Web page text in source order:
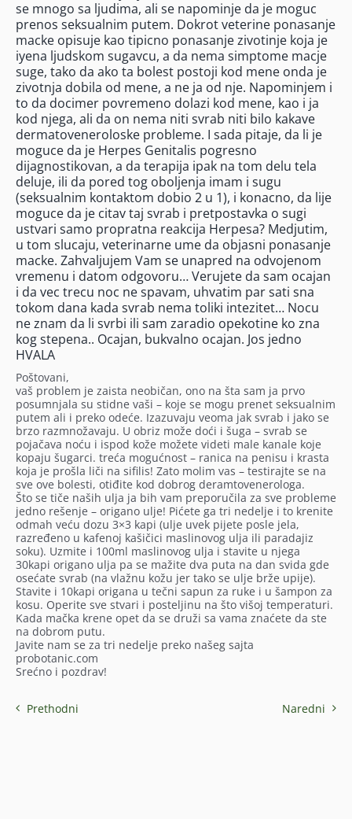
se mnogo sa ljudima, ali se napominje da je moguc
prenos seksualnim putem. Dokrot veterine ponasanje
macke opisuje kao tipicno ponasanje zivotinje koja je
iyena ljudskom sugavcu, a da nema simptome macje
suge, tako da ako ta bolest postoji kod mene onda je
zivotnja dobila od mene, a ne ja od nje. Napominjem i
to da docimer povremeno dolazi kod mene, kao i ja
kod njega, ali da on nema niti svrab niti bilo kakave
dermatoveneroloske probleme. I sada pitaje, da li je
moguce da je Herpes Genitalis pogresno
dijagnostikovan, a da terapija ipak na tom delu tela
deluje, ili da pored tog oboljenja imam i sugu
(seksualnim kontaktom dobio 2 u 1), i konacno, da lije
moguce da je citav taj svrab i pretpostavka o sugi
ustvari samo propratna reakcija Herpesa? Medjutim,
u tom slucaju, veterinarne ume da objasni ponasanje
macke. Zahvaljujem Vam se unapred na odvojenom
vremenu i datom odgovoru… Verujete da sam ocajan
i da vec trecu noc ne spavam, uhvatim par sati sna
tokom dana kada svrab nema toliki intezitet… Nocu
ne znam da li svrbi ili sam zaradio opekotine ko zna
kog stepena.. Ocajan, bukvalno ocajan. Jos jedno
HVALA
Poštovani,
vaš problem je zaista neobičan, ono na šta sam ja prvo
posumnjala su stidne vaši – koje se mogu prenet seksualnim
putem ali i preko odeće. Izazuvaju veoma jak svrab i jako se
brzo razmnožavaju. U obriz može doći i šuga – svrab se
pojačava noću i ispod kože možete videti male kanale koje
kopaju šugarci. treća mogućnost – ranica na penisu i krasta
koja je prošla liči na sifilis! Zato molim vas – testirajte se na
sve ove bolesti, otiđite kod dobrog deramtovenerologa.
Što se tiče naših ulja ja bih vam preporučila za sve probleme
jedno rešenje – origano ulje! Pićete ga tri nedelje i to krenite
odmah veću dozu 3×3 kapi (ulje uvek pijete posle jela,
razređeno u kafenoj kašičici maslinovog ulja ili paradajiz
soku). Uzmite i 100ml maslinovog ulja i stavite u njega
30kapi origano ulja pa se mažite dva puta na dan svida gde
osećate svrab (na vlažnu kožu jer tako se ulje brže upije).
Stavite i 10kapi origana u tečni sapun za ruke i u šampon za
kosu. Operite sve stvari i posteljinu na što višoj temperaturi.
Kada mačka krene opet da se druži sa vama znaćete da ste
na dobrom putu.
Javite nam se za tri nedelje preko našeg sajta
probotanic.com
Srećno i pozdrav!
Prethodni Naredni